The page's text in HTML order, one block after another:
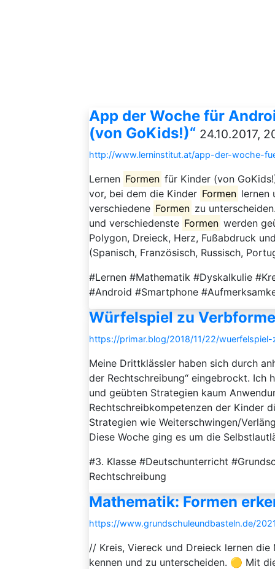
App der Woche für
(von GoKids!)“ 24.10.2017,
http://www.lerninstitut.at/app-der-woche-
Lernen Formen für Kinder (von
vor, bei dem die Kinder Formen lernen
verschiedene Formen zu
und verschiedenste Formen werden
Polygon, Dreieck, Herz, Fußabdruck
(Spanisch, Französisch, Russisch,
#Lernen #Mathematik #Dyskalkulie
#Android #Smartphone
Würfelspiel zu
https://primar.blog/2018/11/22/
Meine Drittklässler haben sich durch
der Rechtschreibung“ eingebrockt. Ich
und geübten Strategien kaum
Rechtschreibkompetenzen der Kinder
Strategien wie Weiterschwingen/
Diese Woche ging es um die
#3. Klasse #Deutschunterricht
Rechtschreibung
Mathematik: Formen
https://www.grundschuleundbasteln.de/
// Kreis, Viereck und Dreieck lernen
kennen und zu unterscheiden. 🟡 Mit